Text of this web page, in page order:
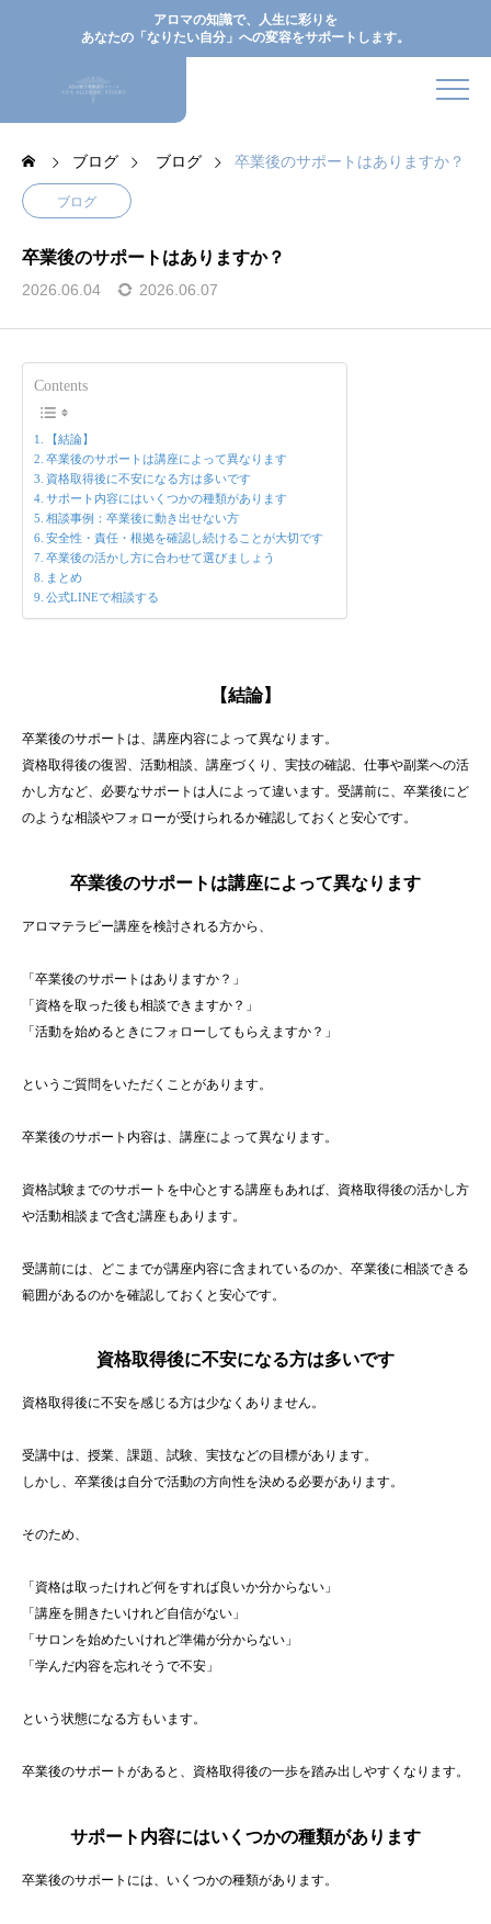
アロマの知識で、人生に彩りを
あなたの「なりたい自分」への変容をサポートします。
ブログ ブログ 卒業後のサポートはありますか？
ブログ
卒業後のサポートはありますか？
2026.06.04 2026.06.07
Contents
【結論】
卒業後のサポートは講座によって異なります
資格取得後に不安になる方は多いです
サポート内容にはいくつかの種類があります
相談事例：卒業後に動き出せない方
安全性・責任・根拠を確認し続けることが大切です
卒業後の活かし方に合わせて選びましょう
まとめ
公式LINEで相談する
【結論】
卒業後のサポートは、講座内容によって異なります。
資格取得後の復習、活動相談、講座づくり、実技の確認、仕事や副業への活
かし方など、必要なサポートは人によって違います。受講前に、卒業後にど
のような相談やフォローが受けられるか確認しておくと安心です。
卒業後のサポートは講座によって異なります
アロマテラピー講座を検討される方から、
「卒業後のサポートはありますか？」
「資格を取った後も相談できますか？」
「活動を始めるときにフォローしてもらえますか？」
というご質問をいただくことがあります。
卒業後のサポート内容は、講座によって異なります。
資格試験までのサポートを中心とする講座もあれば、資格取得後の活かし方
や活動相談まで含む講座もあります。
受講前には、どこまでが講座内容に含まれているのか、卒業後に相談できる
範囲があるのかを確認しておくと安心です。
資格取得後に不安になる方は多いです
資格取得後に不安を感じる方は少なくありません。
受講中は、授業、課題、試験、実技などの目標があります。
しかし、卒業後は自分で活動の方向性を決める必要があります。
そのため、
「資格は取ったけれど何をすれば良いか分からない」
「講座を開きたいけれど自信がない」
「サロンを始めたいけれど準備が分からない」
「学んだ内容を忘れそうで不安」
という状態になる方もいます。
卒業後のサポートがあると、資格取得後の一歩を踏み出しやすくなります。
サポート内容にはいくつかの種類があります
卒業後のサポートには、いくつかの種類があります。